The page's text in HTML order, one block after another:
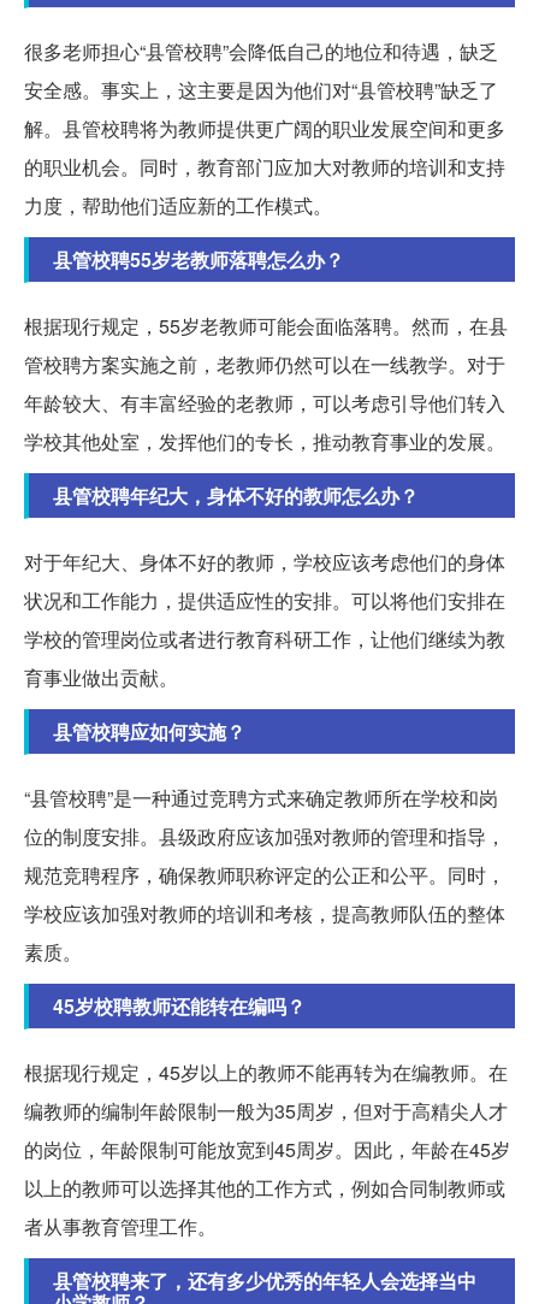
很多老师担心“县管校聘”会降低自己的地位和待遇，缺乏
安全感。事实上，这主要是因为他们对“县管校聘”缺乏了
解。县管校聘将为教师提供更广阔的职业发展空间和更多
的职业机会。同时，教育部门应加大对教师的培训和支持
力度，帮助他们适应新的工作模式。
县管校聘55岁老教师落聘怎么办？
根据现行规定，55岁老教师可能会面临落聘。然而，在县
管校聘方案实施之前，老教师仍然可以在一线教学。对于
年龄较大、有丰富经验的老教师，可以考虑引导他们转入
学校其他处室，发挥他们的专长，推动教育事业的发展。
县管校聘年纪大，身体不好的教师怎么办？
对于年纪大、身体不好的教师，学校应该考虑他们的身体
状况和工作能力，提供适应性的安排。可以将他们安排在
学校的管理岗位或者进行教育科研工作，让他们继续为教
育事业做出贡献。
县管校聘应如何实施？
“县管校聘”是一种通过竞聘方式来确定教师所在学校和岗
位的制度安排。县级政府应该加强对教师的管理和指导，
规范竞聘程序，确保教师职称评定的公正和公平。同时，
学校应该加强对教师的培训和考核，提高教师队伍的整体
素质。
45岁校聘教师还能转在编吗？
根据现行规定，45岁以上的教师不能再转为在编教师。在
编教师的编制年龄限制一般为35周岁，但对于高精尖人才
的岗位，年龄限制可能放宽到45周岁。因此，年龄在45岁
以上的教师可以选择其他的工作方式，例如合同制教师或
者从事教育管理工作。
县管校聘来了，还有多少优秀的年轻人会选择当中